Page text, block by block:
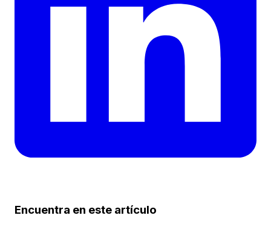
Encuentra en este artículo